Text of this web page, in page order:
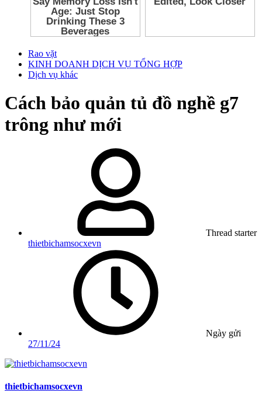
Rao vặt
KINH DOANH DỊCH VỤ TỔNG HỢP
Dịch vụ khác
Cách bảo quản tủ đồ nghề g7
trông như mới
Thread starter
thietbichamsocxevn
Ngày gửi
27/11/24
thietbichamsocxevn